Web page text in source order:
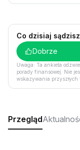
Co dzisiaj
Dobrze
Uwaga: Ta ankieta
porady finansowej. Nie
wskazywania przyszłych
Przegląd